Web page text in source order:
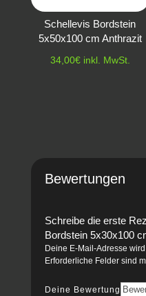
Schellevis Bordstein
5x50x100 cm Anthrazit
34,00€ inkl. MwSt.
Bewertungen
Schreibe die erste
Bordstein 5x30x100
Deine E-Mail-Adresse
Erforderliche Felder sind
Deine Bewertung